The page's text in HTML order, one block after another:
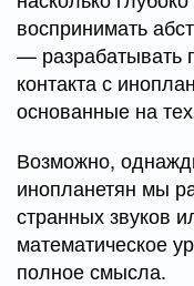
воспринимать
— разрабатывать
контакта с
основанные на
Возможно,
инопланетян мы
странных звуков
математическое
полное смысла.